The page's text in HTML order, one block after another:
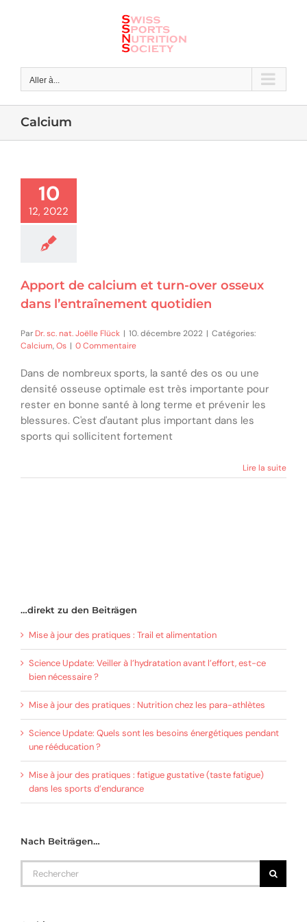
Aller à...
Calcium
10
12, 2022
Apport de calcium et turn-over osseux
dans l’entraînement quotidien
Par Dr. sc. nat. Joëlle Flück | 10. décembre 2022 | Catégories:
Calcium,Os | 0 Commentaire
Dans de nombreux sports, la santé des os ou une
densité osseuse optimale est très importante pour
rester en bonne santé à long terme et prévenir les
blessures. C'est d'autant plus important dans les
sports qui sollicitent fortement
Lire la suite
…direkt zu den Beiträgen
Mise à jour des pratiques : Trail et alimentation
Science Update: Veiller à l’hydratation avant l’effort, est-ce
bien nécessaire ?
Mise à jour des pratiques : Nutrition chez les para-athlètes
Science Update: Quels sont les besoins énergétiques pendant
une rééducation ?
Mise à jour des pratiques : fatigue gustative (taste fatigue)
dans les sports d’endurance
Nach Beiträgen…
Rechercher